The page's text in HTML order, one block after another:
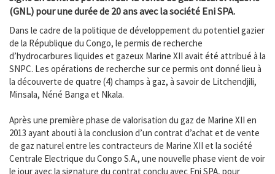
(GNL) pour une durée de 20 ans avec la société Eni SPA.
Dans le cadre de la politique de développement du potentiel gazier
de la République du Congo, le permis de recherche
d’hydrocarbures liquides et gazeux Marine XII avait été attribué à la
SNPC. Les opérations de recherche sur ce permis ont donné lieu à
la découverte de quatre (4) champs à gaz, à savoir de Litchendjili,
Minsala, Néné Banga et Nkala.
Après une première phase de valorisation du gaz de Marine XII en
2013 ayant abouti à la conclusion d’un contrat d’achat et de vente
de gaz naturel entre les contracteurs de Marine XII et la société
Centrale Electrique du Congo S.A., une nouvelle phase vient de voir
le jour avec la signature du contrat conclu avec Eni SPA, pour